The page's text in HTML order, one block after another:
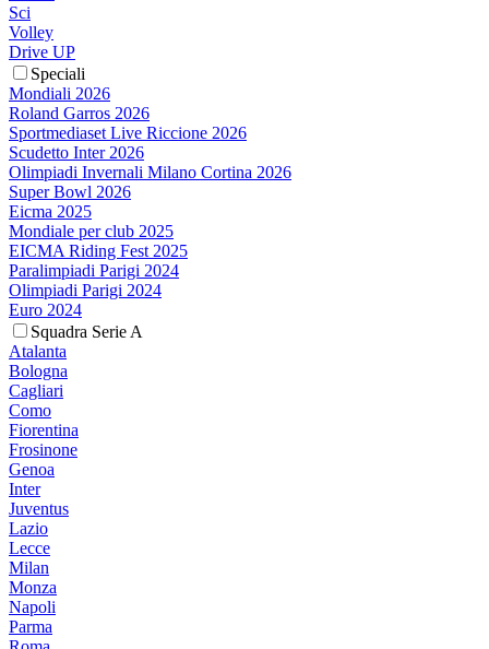
Sci
Volley
Drive UP
Speciali
Mondiali 2026
Roland Garros 2026
Sportmediaset Live Riccione 2026
Scudetto Inter 2026
Olimpiadi Invernali Milano Cortina 2026
Super Bowl 2026
Eicma 2025
Mondiale per club 2025
EICMA Riding Fest 2025
Paralimpiadi Parigi 2024
Olimpiadi Parigi 2024
Euro 2024
Squadra Serie A
Atalanta
Bologna
Cagliari
Como
Fiorentina
Frosinone
Genoa
Inter
Juventus
Lazio
Lecce
Milan
Monza
Napoli
Parma